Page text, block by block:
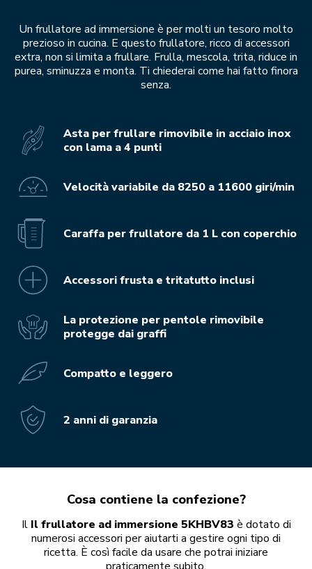
Un frullatore ad immersione è per molti un tesoro molto
prezioso in cucina. E questo frullatore, ricco di accessori
extra, non si limita a frullare. Frulla, mescola, trita, riduce in
purea, sminuzza e monta. Ti chiederai come hai fatto finora
senza.
Asta per frullare rimovibile in acciaio inox
con lama a 4 punti
Velocità variabile da 8250 a 11600 giri/min
Caraffa per frullatore da 1 L con coperchio
Accessori frusta e tritatutto inclusi
La protezione per pentole rimovibile
protegge dai graffi
Compatto e leggero
2 anni di garanzia
Cosa contiene la confezione?
Il Il frullatore ad immersione 5KHBV83 è dotato di
numerosi accessori per aiutarti a gestire ogni tipo di
ricetta. È così facile da usare che potrai iniziare